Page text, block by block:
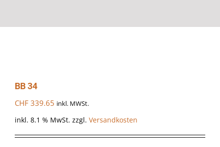
BB 34
CHF 339.65 inkl. MWSt.
inkl. 8.1 % MwSt. zzgl. Versandkosten